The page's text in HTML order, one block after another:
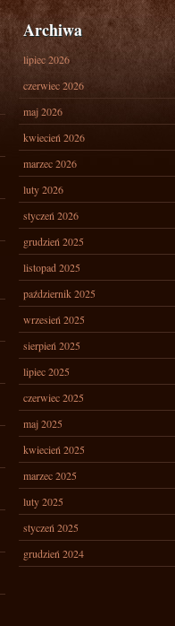
Archiwa
lipiec 2026
czerwiec 2026
maj 2026
kwiecień 2026
marzec 2026
luty 2026
styczeń 2026
grudzień 2025
listopad 2025
październik 2025
wrzesień 2025
sierpień 2025
lipiec 2025
czerwiec 2025
maj 2025
kwiecień 2025
marzec 2025
luty 2025
styczeń 2025
grudzień 2024